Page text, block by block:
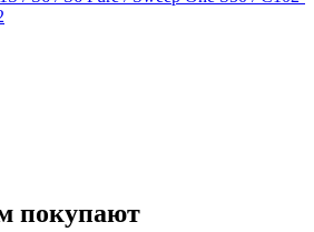
покупают